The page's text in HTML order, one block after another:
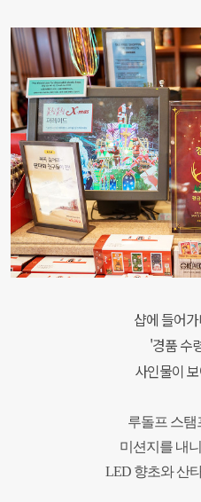
샵에 들어
'경품 수
사인물이
루돌프 스탬
미션지를 내
LED 향초와 산